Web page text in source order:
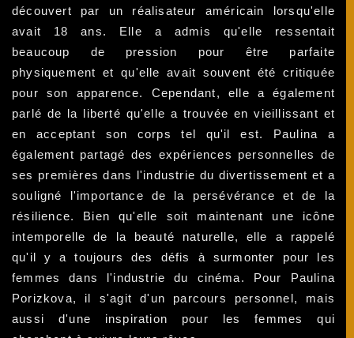
découvert par un réalisateur américain lorsqu'elle
avait 18 ans. Elle a admis qu'elle ressentait
beaucoup de pression pour être parfaite
physiquement et qu'elle avait souvent été critiquée
pour son apparence. Cependant, elle a également
parlé de la liberté qu'elle a trouvée en vieillissant et
en acceptant son corps tel qu'il est. Paulina a
également partagé des expériences personnelles de
ses premières dans l'industrie du divertissement et a
souligné l'importance de la persévérance et de la
résilience. Bien qu'elle soit maintenant une icône
intemporelle de la beauté naturelle, elle a rappelé
qu'il y a toujours des défis à surmonter pour les
femmes dans l'industrie du cinéma. Pour Paulina
Porizkova, il s'agit d'un parcours personnel, mais
aussi d'une inspiration pour les femmes qui